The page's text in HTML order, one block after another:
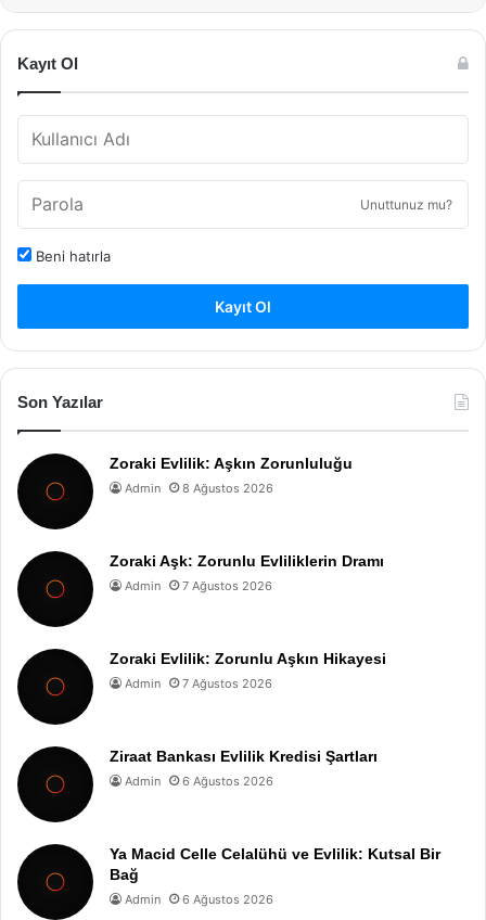
Kayıt Ol
Unuttunuz mu?
Beni hatırla
Kayıt Ol
Son Yazılar
Zoraki Evlilik: Aşkın Zorunluluğu
Admin 8 Ağustos 2026
Zoraki Aşk: Zorunlu Evliliklerin Dramı
Admin 7 Ağustos 2026
Zoraki Evlilik: Zorunlu Aşkın Hikayesi
Admin 7 Ağustos 2026
Ziraat Bankası Evlilik Kredisi Şartları
Admin 6 Ağustos 2026
Ya Macid Celle Celalühü ve Evlilik: Kutsal Bir
Bağ
Admin 6 Ağustos 2026